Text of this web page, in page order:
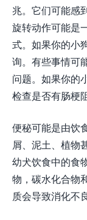
兆。它们可能感
旋转动作可能是
式。如果你的小
询。有些事情可
问题。如果你的
检查是否有肠梗阻
便秘可能是由饮
屑、泥土、植物
幼犬饮食中的食
物，碳水化合物
质会导致消化不